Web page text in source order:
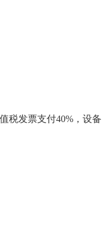
税发票支付40%，设备